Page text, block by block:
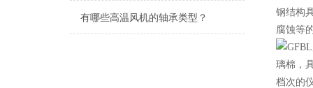
有哪些高温风机的轴承类型？
钢结构
腐蚀等
璃棉，
档次的